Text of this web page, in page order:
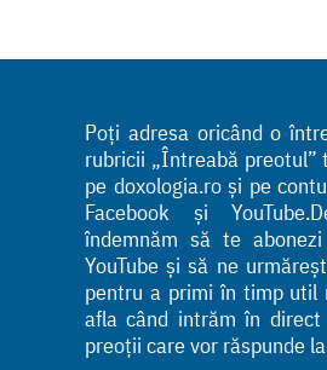
Poți adresa oricând o
rubricii „Întreabă preotul”
pe doxologia.ro și pe
Facebook și
îndemnăm să te
YouTube și să ne
pentru a primi în timp util
afla când intrăm în
preoții care vor răspunde